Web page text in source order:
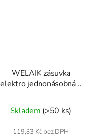
WELAIK zásuvka
elektro jednonásobná -
Skladem (>50 ks)
119,83 Kč bez DPH